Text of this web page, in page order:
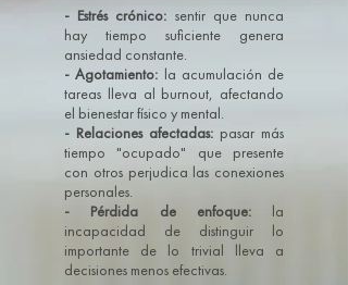
- Estrés crónico: sentir que nunca
hay tiempo suficiente genera
ansiedad constante.
- Agotamiento: la acumulación de
tareas lleva al burnout, afectando
el bienestar físico y mental.
- Relaciones afectadas: pasar más
tiempo "ocupado" que presente
con otros perjudica las conexiones
personales.
- Pérdida de enfoque:la
incapacidad de distinguir lo
importante de lo trivial lleva a
decisiones menos efectivas.